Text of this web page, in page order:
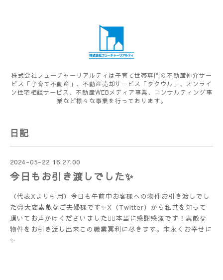
株式会社フューチャーリアルティは子育て世帯専門の不動産仲介サー
ビス「子育て不動産」、不動産売却サービス「タクウル」、オンライ
ン住宅相談サービス、不動産WEBメディア事業、コンサルティング事
業など様々な事業を行っております。
日記
2024-05-22 16:27:00
今日もお引き渡しでした✨
（代表Xより引用）今日も午前中お客様への物件お引き渡しでし
た😊大変素敵なご夫婦様です✨X（Twitter）から私共を知って
頂いてお声かけくださいました🙇‍♂️本当に感謝感激です！素敵な
物件をお引き渡し出来この職業冥利に尽きます。末永くお幸せに
✨